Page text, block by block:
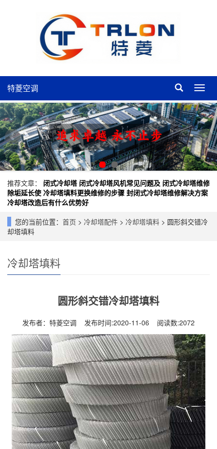
特
菱
空
调
特菱空调
推荐文章： 闭式冷却塔 闭式冷却塔风机常见问题及 闭式冷却塔维修
除垢延长使 冷却塔填料更换维修的步骤 封闭式冷却塔维修解决方案
冷却塔改造后有什么优势好
您的当前位置： 首页 > 冷却塔配件 > 冷却塔填料 > 圆形斜交错冷
却塔填料
冷却塔填料
圆形斜交错冷却塔填料
发布者：特菱空调 发布时间:2020-11-06 阅读数:2072